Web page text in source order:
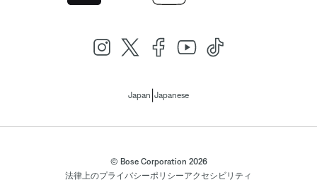
Japan Japanese
© Bose Corporation 2026
法律上のプライバシーポリシーアクセシビリティ